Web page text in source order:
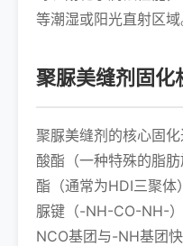
等潮湿或阳光直射区域
聚脲美缝剂固化
聚脲美缝剂的核心固
酸酯（一种特殊的脂
酯（通常为HDI三聚体
脲键（-NH-CO-NH-
NCO基团与-NH基团